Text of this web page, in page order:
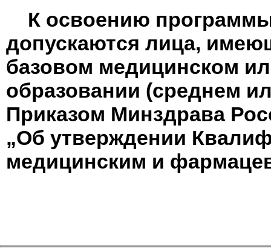
К освоению
допускаются лица,
базовом медицинском
образовании (среднем
Приказом Минздрава
„Об утверждении
медицинским и